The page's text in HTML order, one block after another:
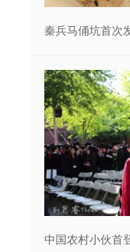
秦兵马俑坑首次
中国农村小伙首